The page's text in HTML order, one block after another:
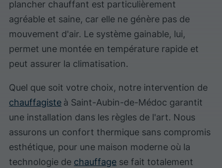
plancher chauffant est particulièrement
agréable et saine, car elle ne génère pas de
mouvement d'air. Le système gainable, lui,
permet une montée en température rapide et
peut assurer la climatisation.
Quel que soit votre choix, notre intervention de
chauffagiste à Saint-Aubin-de-Médoc garantit
une installation dans les règles de l'art. Nous
assurons un confort thermique sans compromis
esthétique, pour une maison moderne où la
technologie de chauffage se fait totalement